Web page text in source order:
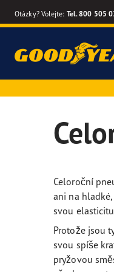
Otázky? Volejte: Tel. 800 505
Celoroční pneumatiky
Zimní pneumatiky
Vyhledat podle
Hledat pneumatiky
Sezónní pneumatiky
Pneumatiky Run Flat
Příručka péče o
Tipy k pneumatikám
Technologie
Výrobci automobilů (OE)
Budoucnost elektrické
Celoroční
ani na
svou
Protože jsou
svou spíše
pryžovou